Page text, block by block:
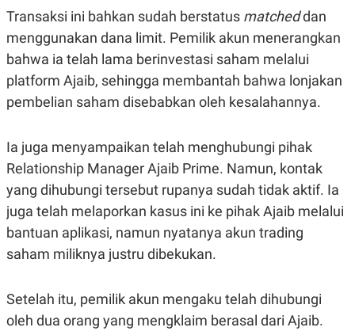
A
D
A
T
A
G
S
K
A
N
T
V
L
U
S
JARINGAN
N
T
A
E
S
S
Transaksi ini bahkan sudah berstatus matcheddan
menggunakan dana limit. Pemilik akun menerangkan
bahwa ia telah lama berinvestasi saham melalui
platform Ajaib, sehingga membantah bahwa lonjakan
pembelian saham disebabkan oleh kesalahannya.
Ia juga menyampaikan telah menghubungi pihak
Relationship Manager Ajaib Prime. Namun, kontak
yang dihubungi tersebut rupanya sudah tidak aktif. Ia
juga telah melaporkan kasus ini ke pihak Ajaib melalui
bantuan aplikasi, namun nyatanya akun trading
saham miliknya justru dibekukan.
Setelah itu, pemilik akun mengaku telah dihubungi
oleh dua orang yang mengklaim berasal dari Ajaib.